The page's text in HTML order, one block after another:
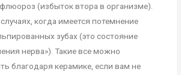
(избыток втора в организме).
когда имеется потемнение
зубах (это состояние
нерва»). Такие все можно
благодаря керамике, если вам не